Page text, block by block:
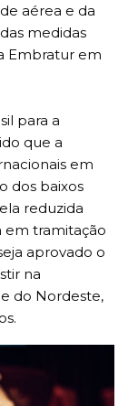
aérea e da
medidas
Embratur em
para a
que a
em
dos baixos
reduzida
em tramitação
aprovado o
na
do Nordeste,